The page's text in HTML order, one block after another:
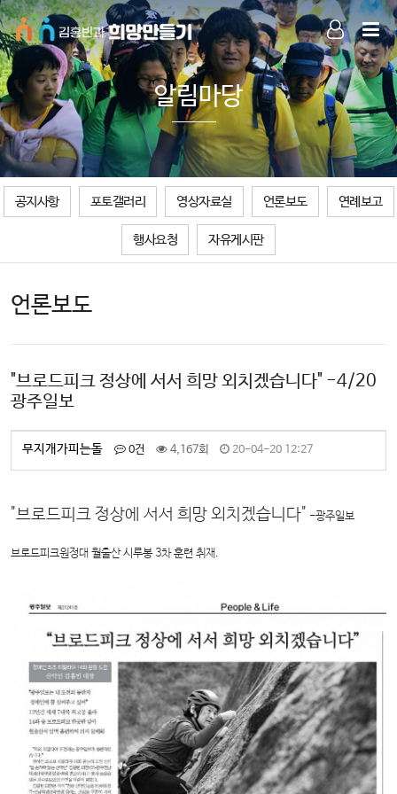
LOG IN
SIGN UP
알림마당
공지사항 포토갤러리 영상자료실 언론보도 연례보고
행사요청 자유게시판
언론보도
"브로드피크 정상에 서서 희망 외치겠습니다" -4/20
광주일보
무지개가피는돌 0건 4,167회 20-04-20 12:27
"브로드피크 정상에 서서 희망 외치겠습니다" -광주일보
브로드피크원정대 월출산 시루봉 3차 훈련 취재.